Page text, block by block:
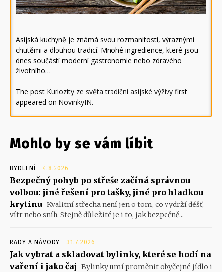
Asijská kuchyně je známá svou rozmanitostí, výraznými
chutěmi a dlouhou tradicí. Mnohé ingredience, které jsou
dnes součástí moderní gastronomie nebo zdravého
životního…
The post Kuriozity ze světa tradiční asijské výživy first
appeared on NovinkyIN.
Mohlo by se vám líbit
BYDLENÍ 4.8.2026
Bezpečný pohyb po střeše začíná správnou
volbou: jiné řešení pro tašky, jiné pro hladkou
krytinu Kvalitní střecha není jen o tom, co vydrží déšť,
vítr nebo sníh. Stejně důležité je i to, jak bezpečně...
RADY A NÁVODY 31.7.2026
Jak vybrat a skladovat bylinky, které se hodí na
vaření i jako čaj Bylinky umí proměnit obyčejné jídlo i